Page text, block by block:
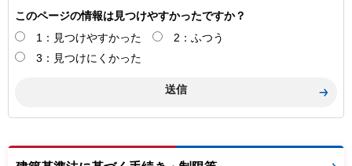
このページの情報は見つけやすかったですか？
1：見つけやすかった
2：ふつう
3：見つけにくかった